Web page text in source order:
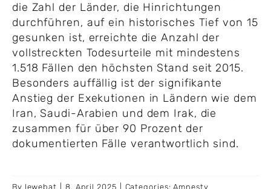
die Zahl der Länder, die Hinrichtungen
durchführen, auf ein historisches Tief von 15
gesunken ist, erreichte die Anzahl der
vollstreckten Todesurteile mit mindestens
1.518 Fällen den höchsten Stand seit 2015.
Besonders auffällig ist der signifikante
Anstieg der Exekutionen in Ländern wie dem
Iran, Saudi-Arabien und dem Irak, die
zusammen für über 90 Prozent der
dokumentierten Fälle verantwortlich sind.
By lewebat 8. April 2025 Categories:Amnesty